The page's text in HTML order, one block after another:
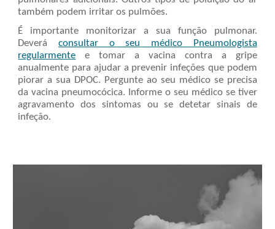
também podem irritar os pulmões.
É importante monitorizar a sua função pulmonar.
Deverá
consultar o seu médico Pneumologista
regularmente
e tomar a vacina contra a gripe
anualmente para ajudar a prevenir infeções que podem
piorar a sua DPOC. Pergunte ao seu médico se precisa
da vacina pneumocócica. Informe o seu médico se tiver
agravamento dos sintomas ou se detetar sinais de
infeção.